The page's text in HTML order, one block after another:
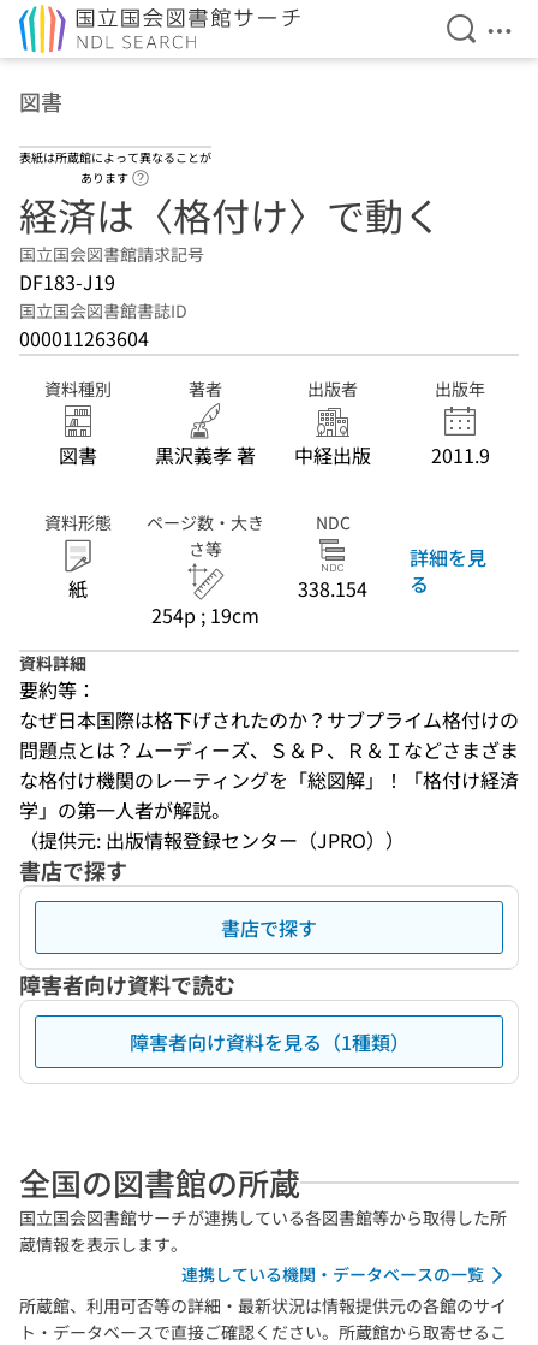
検索を
メ
図書
表紙は所蔵館によって異なることが
あります
経済は〈格付け〉で動く
国立国会図書館請求記号
DF183-J19
国立国会図書館書誌ID
000011263604
資料種別
図書
著者
黒沢義孝 著
出版者
中経出版
出版年
2011.9
資料形態
紙
ページ数・大き
さ等
254p ; 19cm
NDC
338.154
詳細を見
る
資料詳細
要約等：
なぜ日本国際は格下げされたのか？サブプライム格付けの
問題点とは？ムーディーズ、Ｓ＆Ｐ、Ｒ＆Ｉなどさまざま
な格付け機関のレーティングを「総図解」！「格付け経済
学」の第一人者が解説。
（提供元: 出版情報登録センター（JPRO））
書店で探す
書店で探す
障害者向け資料で読む
障害者向け資料を見る（1種類）
全国の図書館の所蔵
国立国会図書館サーチが連携している各図書館等から取得した所
蔵情報を表示します。
連携している機関・データベースの一覧
所蔵館、利用可否等の詳細・最新状況は情報提供元の各館のサイ
ト・データベースで直接ご確認ください。所蔵館から取寄せるこ